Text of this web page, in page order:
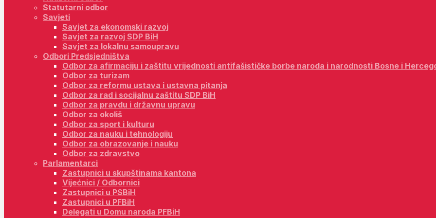
Statutarni odbor
Savjeti
Savjet za ekonomski razvoj
Savjet za razvoj SDP BiH
Savjet za lokalnu samoupravu
Odbori Predsjedništva
Odbor za afirmaciju i zaštitu vrijednosti antifašističke borbe naroda i narodnosti Bosne i
Odbor za turizam
Odbor za reformu ustava i ustavna pitanja
Odbor za rad i socijalnu zaštitu SDP BiH
Odbor za pravdu i državnu upravu
Odbor za okoliš
Odbor za sport i kulturu
Odbor za nauku i tehnologiju
Odbor za obrazovanje i nauku
Odbor za zdravstvo
Parlamentarci
Zastupnici u skupštinama kantona
Vijećnici / Odbornici
Zastupnici u PSBiH
Zastupnici u PFBiH
Delegati u Domu naroda PFBiH